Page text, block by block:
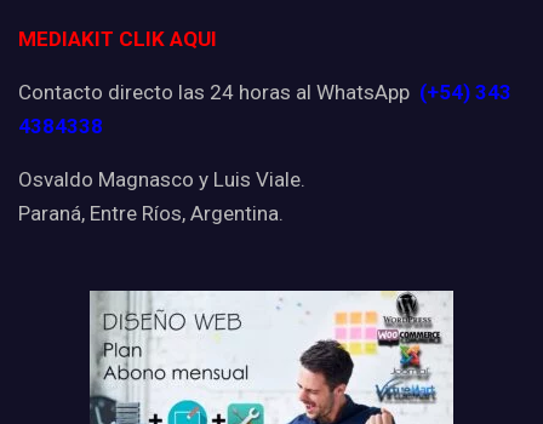
MEDIAKIT CLIK AQUI
Contacto directo las 24 horas al WhatsApp (+54) 343
4384338
Osvaldo Magnasco y Luis Viale.
Paraná, Entre Ríos, Argentina.